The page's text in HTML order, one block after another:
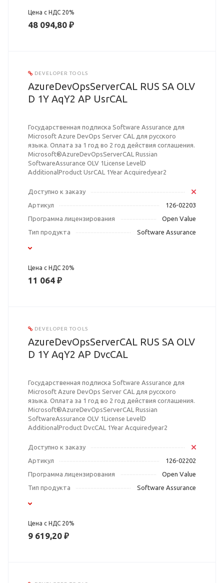
Цена с НДС 20%
48 094,80 ₽
DEVELOPER TOOLS
AzureDevOpsServerCAL RUS SA OLV
D 1Y AqY2 AP UsrCAL
Государственная подписка Software Assurance для
Microsoft Azure DevOps Server CAL для русского
языка. Оплата за 1 год во 2 год действия соглашения.
Microsoft®AzureDevOpsServerCAL Russian
SoftwareAssurance OLV 1License LevelD
AdditionalProduct UsrCAL 1Year Acquiredyear2
Доступно к заказу
Артикул
126-02203
Программа лицензирования
Open Value
Тип продукта
Software Assurance
Цена с НДС 20%
11 064 ₽
DEVELOPER TOOLS
AzureDevOpsServerCAL RUS SA OLV
D 1Y AqY2 AP DvcCAL
Государственная подписка Software Assurance для
Microsoft Azure DevOps Server CAL для русского
языка. Оплата за 1 год во 2 год действия соглашения.
Microsoft®AzureDevOpsServerCAL Russian
SoftwareAssurance OLV 1License LevelD
AdditionalProduct DvcCAL 1Year Acquiredyear2
Доступно к заказу
Артикул
126-02202
Программа лицензирования
Open Value
Тип продукта
Software Assurance
Цена с НДС 20%
9 619,20 ₽